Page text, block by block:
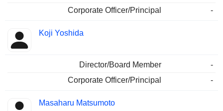
Corporate Officer/Principal
-
Koji Yoshida
Director/Board Member
-
Corporate Officer/Principal
-
Masaharu Matsumoto